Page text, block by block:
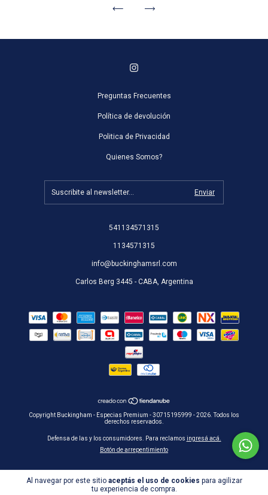
Al navegar por este sitio aceptás el uso de cookies para agilizar
tu experiencia de compra.
Preguntas Frecuentes
Política de devolución
Politica de Privacidad
Quienes Somos?
541134571315
1134571315
info@buckinghamsrl.com
Carlos Berg 3445 - CABA, Argentina
Copyright Buckingham - Especias Premium - 30715195999 - 2026. Todos los
derechos reservados.
Defensa de las y los consumidores. Para reclamos ingresá acá.
Botón de arrepentimiento